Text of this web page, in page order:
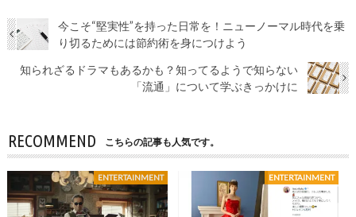
今こそ“堅実性”を持った日常を！ニューノーマル時代を乗
り切るためには節約術を身につけよう
知られざるドラマもあるかも？知ってるようで知らない
「流通」について学ぶきっかけに
RECOMMEND こちらの記事も人気です。
ENTERTAINMENT ENTERTAINMENT